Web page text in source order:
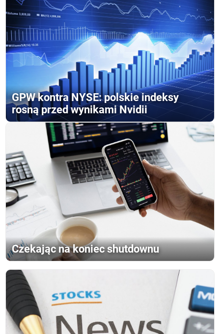
GPW kontra NYSE: polskie indeksy
rosną przed wynikami Nvidii
Czekając na koniec shutdownu